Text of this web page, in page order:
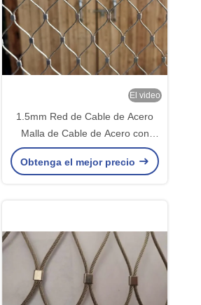
El video
1.5mm Red de Cable de Acero
Malla de Cable de Acero con
Apertura de 30mm*30mm
Certificado CE/SGS
Obtenga el mejor precio